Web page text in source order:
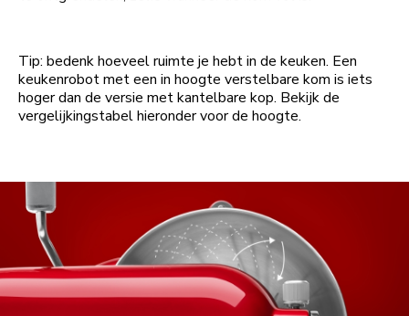
Tip: bedenk hoeveel ruimte je hebt in de keuken. Een
keukenrobot met een in hoogte verstelbare kom is iets
hoger dan de versie met kantelbare kop. Bekijk de
vergelijkingstabel hieronder voor de hoogte.